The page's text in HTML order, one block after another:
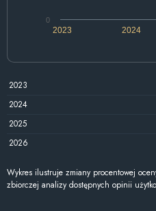
2024
2023
0
2023
2024
2025
2026
Wykres ilustruje zmiany procentowej
zbiorczej analizy dostępnych opinii